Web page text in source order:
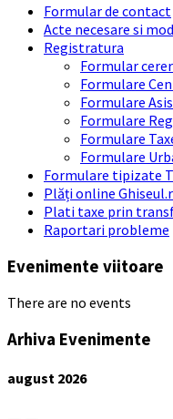
Formular de contact
Acte necesare si
Registratura
Formular
Formulare
Formulare
Formulare
Formulare
Formulare
Formulare tipizate
Plăți online
Plati taxe prin
Raportari probleme
Evenimente viitoare
There are no events
Arhiva Evenimente
august 2026